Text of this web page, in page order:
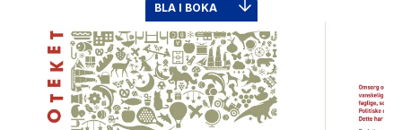
Elizabeth Strout
Hitster
Hypopressiv trening
BLA I BOKA